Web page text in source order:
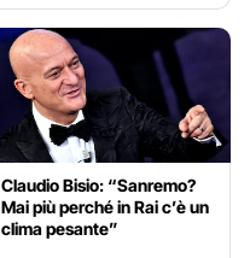
Claudio Bisio: “Sanremo?
Mai più perché in Rai c’è un
clima pesante”